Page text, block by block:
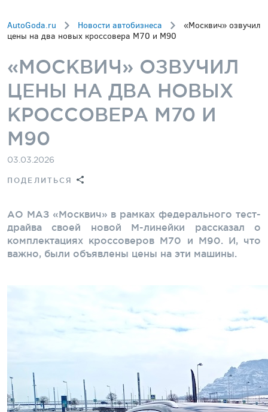
AutoGoda.ru Новости автобизнеса
«Москвич» озвучил
цены на два новых кроссовера M70 и M90
«МОСКВИЧ» ОЗВУЧИЛ
ЦЕНЫ НА ДВА НОВЫХ
КРОССОВЕРА M70 И
M90
03.03.2026
ПОДЕЛИТЬСЯ
АО МАЗ «Москвич» в рамках федерального тест-
драйва своей новой М-линейки рассказал о
комплектациях кроссоверов M70 и M90. И, что
важно, были объявлены цены на эти машины.